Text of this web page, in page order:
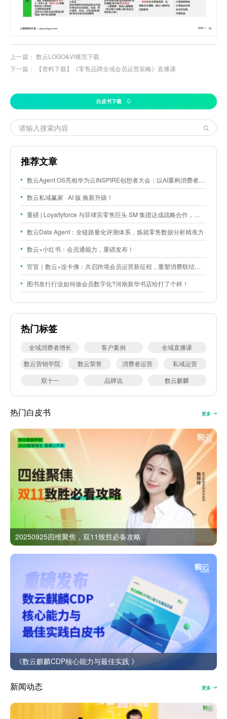
上一篇： 数云LOGO&VI规范下载
下一篇：
【资料下载】《零售品牌全域会员运营策略》直播课
白皮书下载
推荐文章
数云Agent OS亮相华为云INSPIRE创想者大会：以AI重构消费者运营与零售营销新范式
数云私域赢家 · AI 版 焕新升级！
重磅 | Loyaltyforce 与菲律宾零售巨头 SM 集团达成战略合作，携手开启 SMAC 会员数智化运营新征程
数云Data Agent：全链路量化评测体系，炼就零售数据分析精准力
数云×小红书：会员通能力，重磅发布！
官宣｜数云×连卡佛：共启跨境会员运营新征程，重塑消费联结新体验
图书发行行业如何做会员数字化?河南新华书店给打了个样！
热门标签
全域消费者增长 客户案例
全域直播课
数云营销学院
数云荣誉 消费者运营
私域运营
双十一
品牌说 数云麒麟
热门白皮书 更多
20250925四维聚焦，双11致胜必备攻略
《数云麒麟CDP核心能力与最佳实践 》
新闻动态 更多